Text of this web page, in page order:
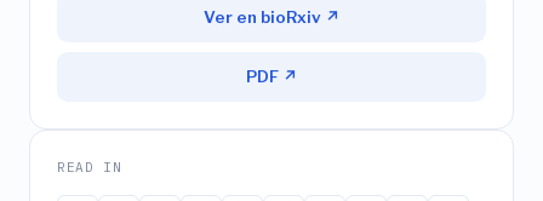
Ver en bioRxiv ↗
PDF ↗
READ IN